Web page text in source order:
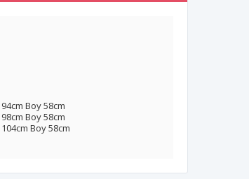
Boy 58cm
Boy 58cm
Boy 58cm